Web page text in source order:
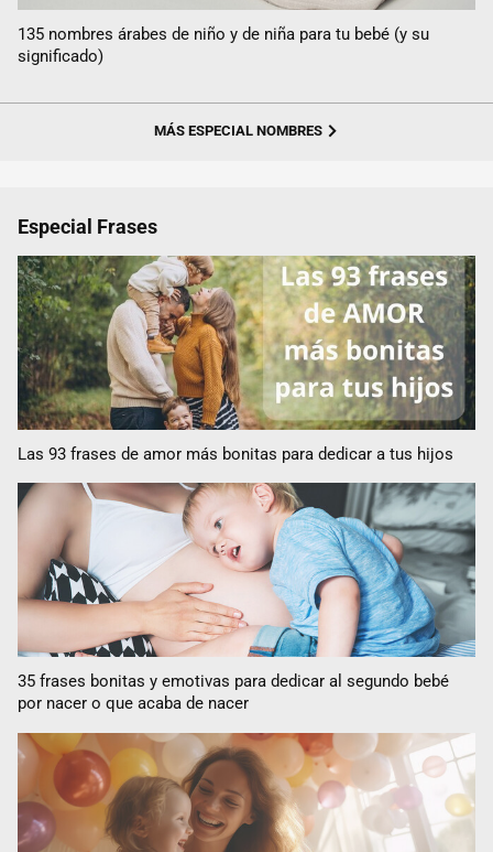
135 nombres árabes de niño y de niña para tu bebé (y su
significado)
MÁS ESPECIAL NOMBRES
Especial Frases
Las 93 frases de amor más bonitas para dedicar a tus hijos
35 frases bonitas y emotivas para dedicar al segundo bebé
por nacer o que acaba de nacer